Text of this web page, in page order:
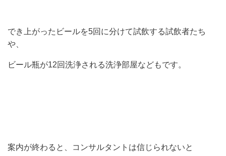
でき上がったビールを5回に分けて試飲する試飲者たち
や、
ビール瓶が12回洗浄される洗浄部屋などもです。
案内が終わると、コンサルタントは信じられないと